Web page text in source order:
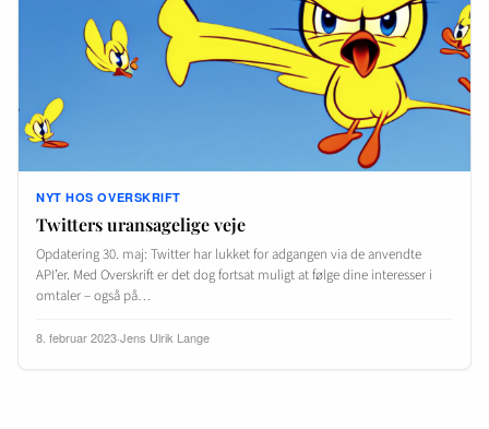
NYT HOS OVERSKRIFT
Twitters uransagelige veje
Opdatering 30. maj: Twitter har lukket for adgangen via de anvendte
API’er. Med Overskrift er det dog fortsat muligt at følge dine interesser i
omtaler – også på…
8. februar 2023·Jens Ulrik Lange